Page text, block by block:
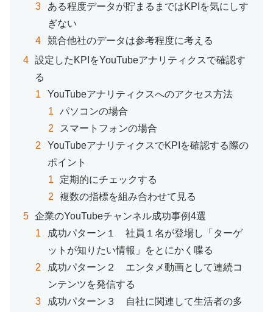
ある程度データが貯まるまではKPIを気にしす
ぎない
競合他社のデータは参考程度に考える
設定したKPIをYouTubeアナリティクスで確認す
る
YouTubeアナリティクスへのアクセス方法
パソコンの場合
スマートフォンの場合
YouTubeアナリティクスでKPIを確認する際の
ポイント
定期的にチェックする
複数の指標を組み合わせて見る
企業のYouTubeチャンネル成功事例4選
成功パターン１ 社員１名が登場し「ターゲ
ットが知りたい情報」をとにかく喋る
成功パターン２ エンタメ動画として連続コ
ンテンツを発信する
成功パターン３ 自社に関連して生活者の多